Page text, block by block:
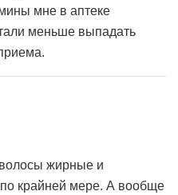
мне в аптеке
меньше выпадать
жирные и
крайней мере. А вообще